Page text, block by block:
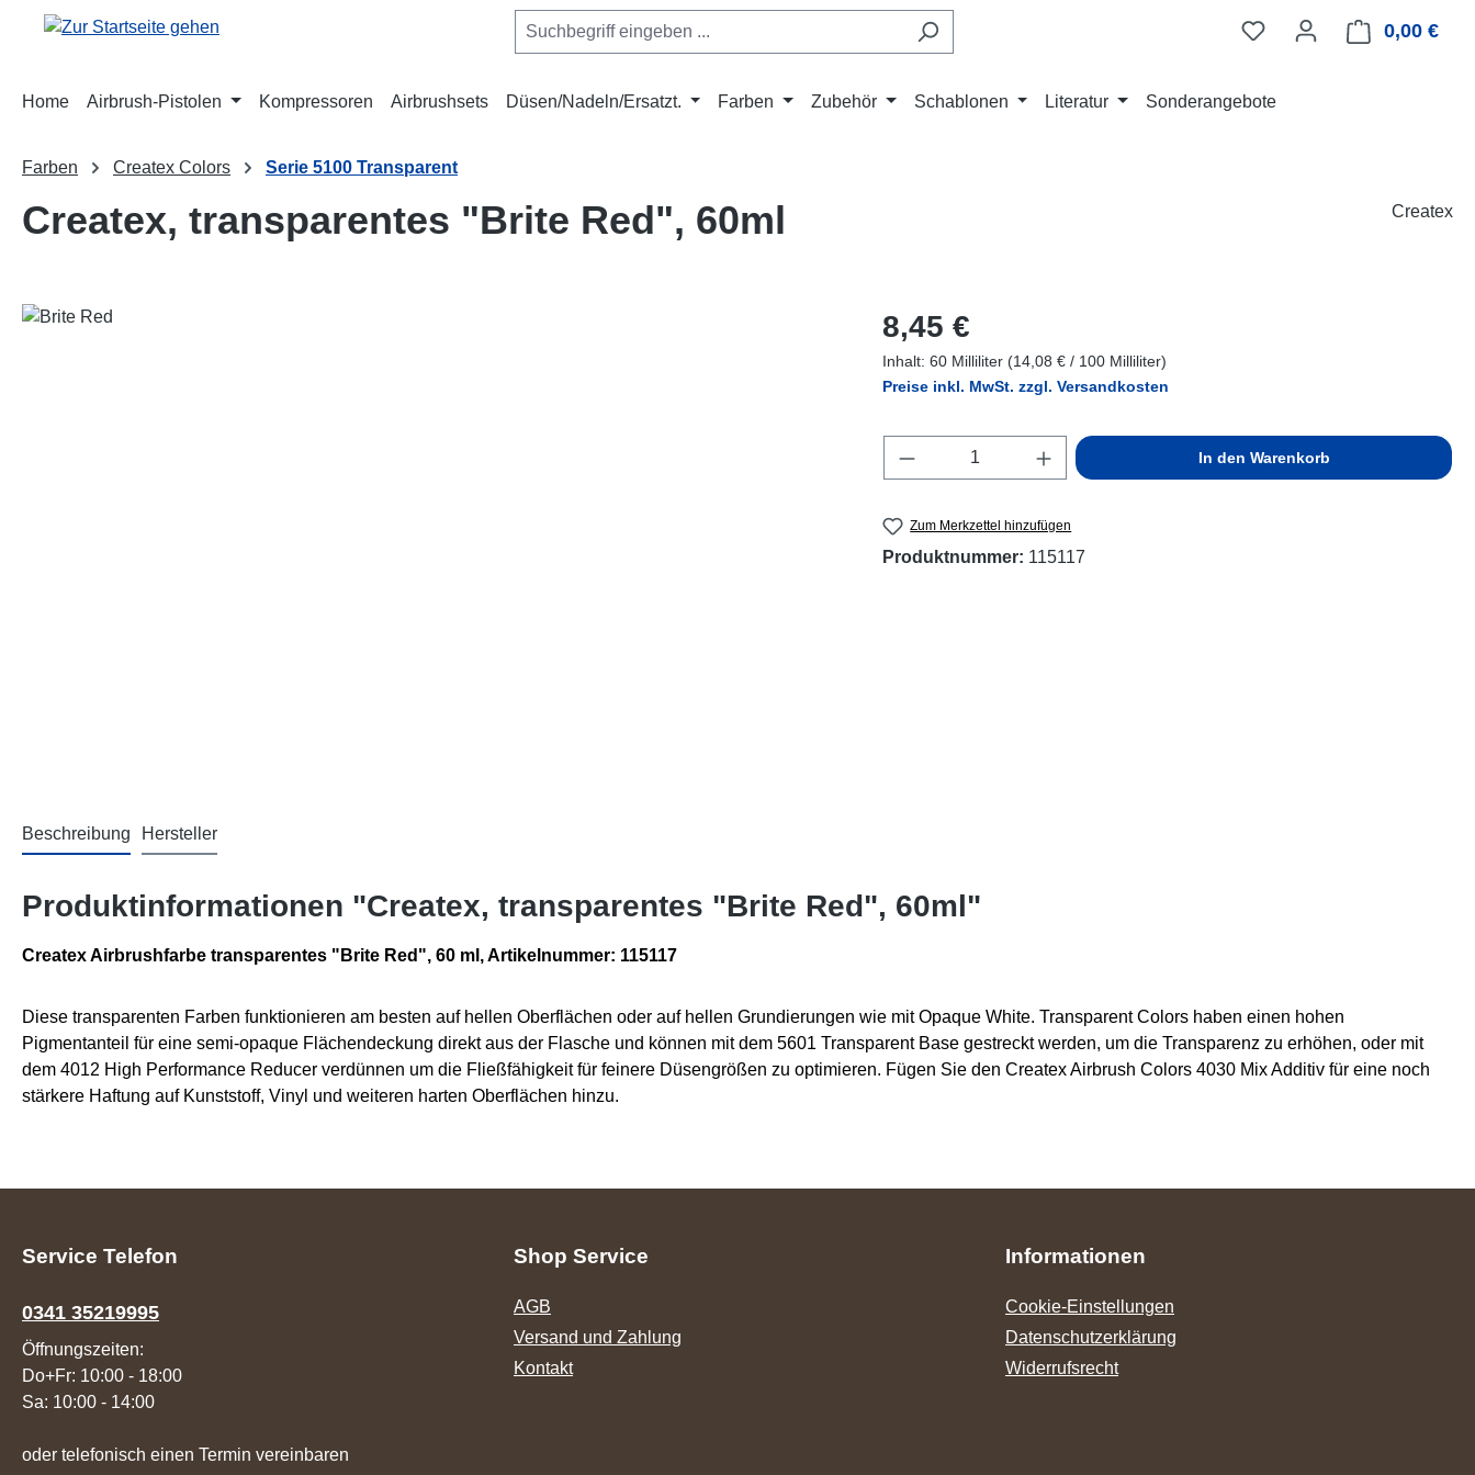
Hauptinhalt springen
Zur Suche springen
Zur Hauptnavigation springen 0,00 €
Home Airbrush-Pistolen Kompressoren Airbrushsets Düsen/Nadeln/Ersatzt. Farben Zubehör Schablonen Literatur Sonderangebote
Farben Createx Colors Serie 5100 Transparent
Createx, transparentes "Brite Red", 60ml Createx
Bildergalerie überspringen Regulärer Preis:
8,45 €
Inhalt: 60 Milliliter (14,08 € / 100 Milliliter)
Preise inkl. MwSt. zzgl. Versandkosten
Produkt Anzahl: Gib den gewünschten Wert ein
In den Warenkorb
Zum Merkzettel hinzufügen
Produktnummer: 115117
Beschreibung Hersteller
Produktinformationen "Createx, transparentes "Brite Red", 60ml"
Createx Airbrushfarbe transparentes "Brite Red", 60 ml, Artikelnummer: 115117
Diese transparenten Farben funktionieren am besten auf hellen Oberflächen oder auf hellen Grundierungen wie mit Opaque White. Transparent Colors haben einen hohen
Pigmentanteil für eine semi-opaque Flächendeckung direkt aus der Flasche und können mit dem 5601 Transparent Base gestreckt werden, um die Transparenz zu erhöhen, oder mit
dem 4012 High Performance Reducer verdünnen um die Fließfähigkeit für feinere Düsengrößen zu optimieren. Fügen Sie den Createx Airbrush Colors 4030 Mix Additiv für eine noch
stärkere Haftung auf Kunststoff, Vinyl und weiteren harten Oberflächen hinzu.
Service Telefon
0341 35219995
Öffnungszeiten:
Do+Fr: 10:00 - 18:00
Sa: 10:00 - 14:00
oder telefonisch einen Termin vereinbaren
Shop Service
AGB
Versand und Zahlung
Kontakt
Informationen
Cookie-Einstellungen
Datenschutzerklärung
Widerrufsrecht